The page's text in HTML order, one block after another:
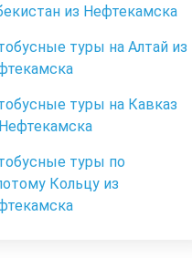
из Нефтекамска
туры на Алтай из
туры на Кавказ
туры по
Кольцу из